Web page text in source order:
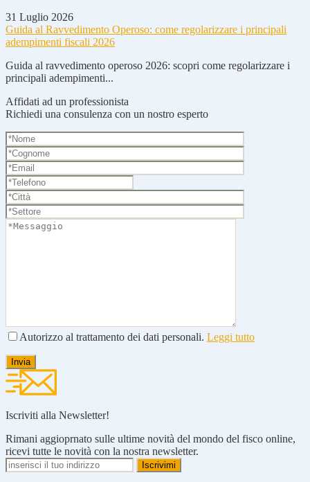
31 Luglio 2026
Guida al Ravvedimento Operoso: come regolarizzare i principali
adempimenti fiscali 2026
Guida al ravvedimento operoso 2026: scopri come regolarizzare i
principali adempimenti...
Affidati ad un professionista
Richiedi una consulenza con un nostro esperto
Autorizzo al trattamento dei dati personali. Leggi tutto
Iscriviti alla Newsletter!
Rimani aggioprnato sulle ultime novità del mondo del fisco online,
ricevi tutte le novità con la nostra newsletter.